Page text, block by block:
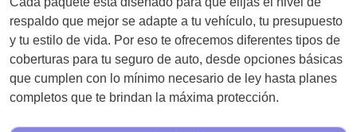
respaldo que mejor se adapte a tu vehículo, tu presupuesto
y tu estilo de vida. Por eso te ofrecemos diferentes tipos de
coberturas para tu seguro de auto, desde opciones básicas
que cumplen con lo mínimo necesario de ley hasta planes
completos que te brindan la máxima protección.